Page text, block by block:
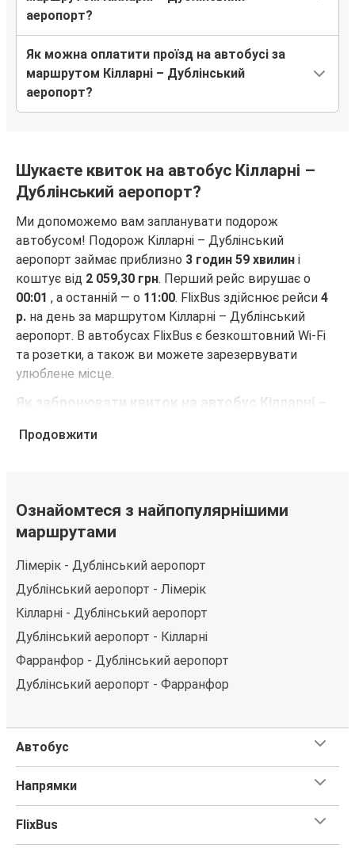
аеропорт?
Як можна оплатити проїзд на автобусі за
маршрутом Кілларні – Дублінський
аеропорт?
Шукаєте квиток на автобус Кілларні –
Дублінський аеропорт?
Ми допоможемо вам запланувати подорож
автобусом! Подорож Кілларні – Дублінський
аеропорт займає приблизно 3 годин 59 хвилин і
коштує від 2 059,30 грн. Перший рейс вирушає о
00:01 , а останній — о 11:00. FlixBus здійснює рейси 4
р. на день за маршрутом Кілларні – Дублінський
аеропорт. В автобусах FlixBus є безкоштовний Wi-Fi
та розетки, а також ви можете зарезервувати
улюблене місце.
Як забронювати квиток на автобус Кілларні –
Купуючи квиток онлайн для подорожі Кілларні –
Дублінський аеропорт, ви можете вибрати один із
численних способів оплати, як-от кредитна картка,
PayPal, Google Pay або Apple Pay. Також ви можете
купити квиток за готівку у водія або в касі.
Продовжити
Ознайомтеся з найпопулярнішими
маршрутами
Лімерік - Дублінський аеропорт
Дублінський аеропорт - Лімерік
Кілларні - Дублінський аеропорт
Дублінський аеропорт - Кілларні
Фарранфор - Дублінський аеропорт
Дублінський аеропорт - Фарранфор
Автобус
Напрямки
FlixBus